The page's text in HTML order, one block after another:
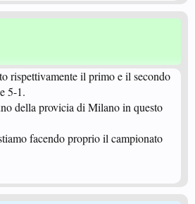
rispettivamente il primo e il secondo
5-1.
della provicia di Milano in questo
facendo proprio il campionato